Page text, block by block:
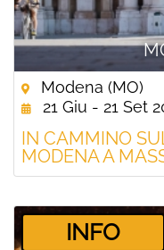
Modena (MO)
21 Giu - 21 Set
IN CAMMINO
MODENA A
­INFO